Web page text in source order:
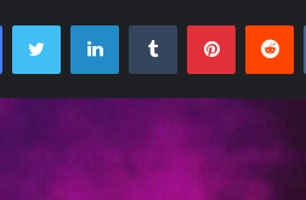
FacebookTwitter LinkedInTumblr Pinterest